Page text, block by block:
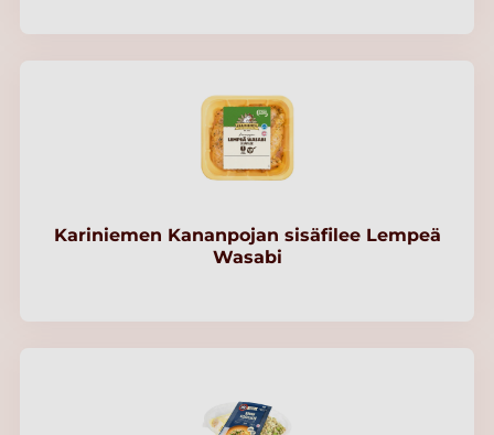
Kariniemen Kananpojan sisäfilee Lempeä
Wasabi